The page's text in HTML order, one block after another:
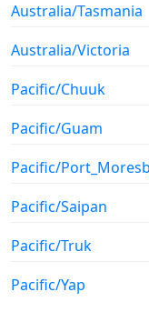
Australia/Tasmania
Australia/Victoria
Pacific/Chuuk
Pacific/Guam
Pacific/
Pacific/Saipan
Pacific/Truk
Pacific/Yap